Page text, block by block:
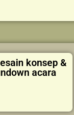
konsep &
acara